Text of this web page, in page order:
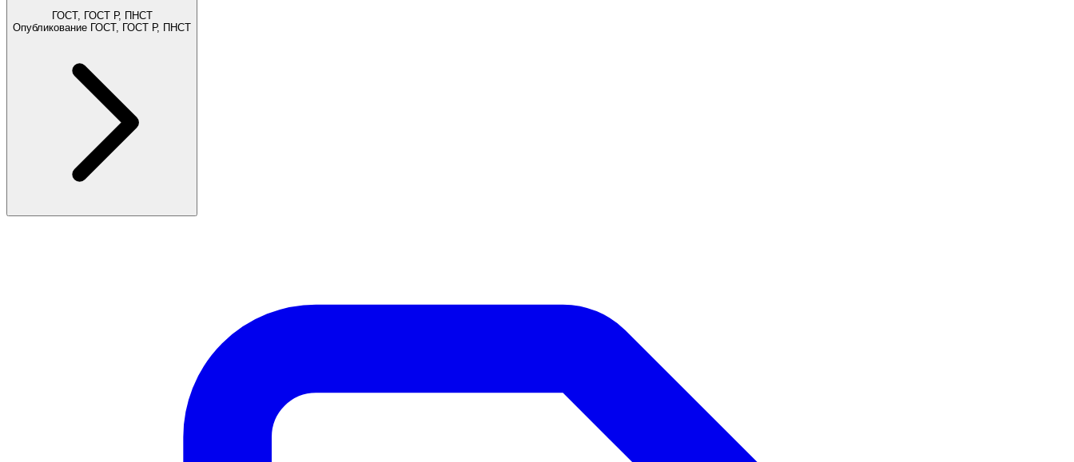
ГОСТ, ГОСТ Р, ПНСТ
Опубликование ГОСТ, ГОСТ Р, ПНСТ